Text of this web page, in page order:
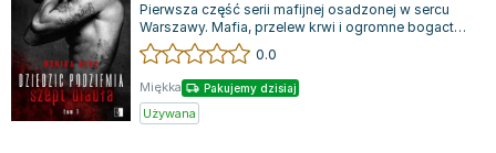
Pierwsza część serii mafijnej osadzonej w sercu
Warszawy. Mafia, przelew krwi i ogromne bogactwa
to jedyne, co ma dla niego znacze...
0.0
Miękka Pakujemy dzisiaj
Używana